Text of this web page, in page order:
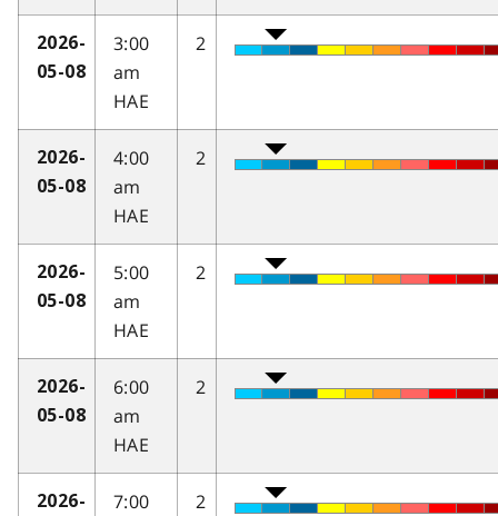
2026-
05-08
3:00
am
HAE
2
2026-
05-08
4:00
am
HAE
2
2026-
05-08
5:00
am
HAE
2
2026-
05-08
6:00
am
HAE
2
2026-
7:00
2